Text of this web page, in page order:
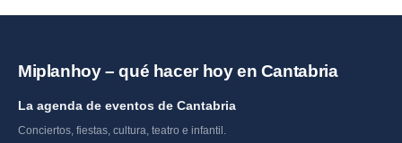
Miplanhoy – qué hacer hoy en Cantabria
La agenda de eventos de Cantabria
Conciertos, fiestas, cultura, teatro e infantil.